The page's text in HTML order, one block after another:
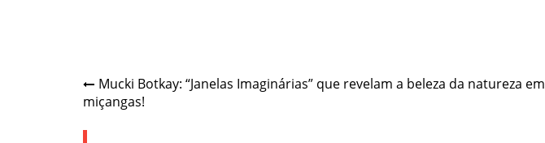
Post
navigation
Mucki Botkay: “Janelas Imaginárias” que revelam a beleza da natureza em
miçangas!